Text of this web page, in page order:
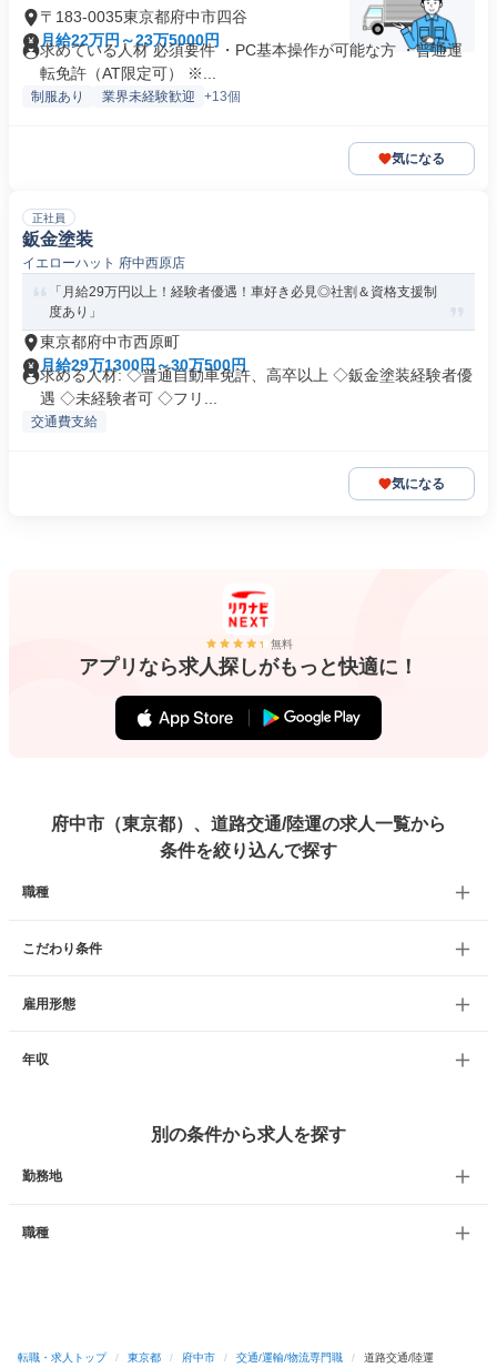
〒183-0035東京都府中市四谷
月給22万円～23万5000円
求めている人材 必須要件 ・PC基本操作が可能な方 ・普通運
転免許（AT限定可） ※...
制服あり 業界未経験歓迎 +13個
気になる
正社員
鈑金塗装
イエローハット 府中西原店
「月給29万円以上！経験者優遇！車好き必見◎社割＆資格支援制
度あり」
東京都府中市西原町
月給29万1300円～30万500円
求める人材: ◇普通自動車免許、高卒以上 ◇鈑金塗装経験者優
遇 ◇未経験者可 ◇フリ...
交通費支給
気になる
無料
アプリなら求人探しがもっと快適に！
府中市（東京都）、道路交通/陸運の求人一覧から
条件を絞り込んで探す
職種
こだわり条件
雇用形態
年収
別の条件から求人を探す
勤務地
職種
転職・求人トップ / 東京都 / 府中市 / 交通/運輸/物流専門職 / 道路交通/陸運